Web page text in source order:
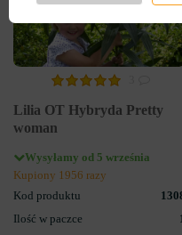
Lilia OT Hybryda Pretty
woman
Wysyłamy od 5 września
Kupiony 1956 razy
Kod produktu
Ilość w paczce